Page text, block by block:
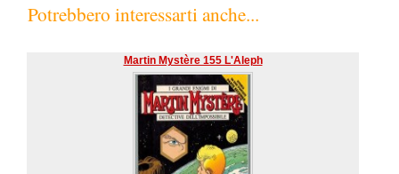
Potrebbero interessarti anche...
Martin Mystère 155 L'Aleph